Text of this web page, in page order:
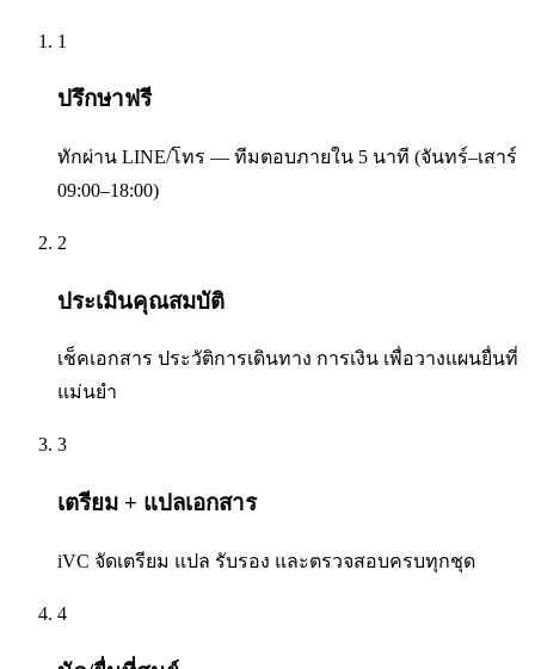
1
ปรึกษาฟรี
ทักผ่าน LINE/โทร — ทีมตอบภายใน 5 นาที (จันทร์–เสาร์
09:00–18:00)
2
ประเมินคุณสมบัติ
เช็คเอกสาร ประวัติการเดินทาง การเงิน เพื่อวางแผนยื่นที่
แม่นยำ
3
เตรียม + แปลเอกสาร
iVC จัดเตรียม แปล รับรอง และตรวจสอบครบทุกชุด
4